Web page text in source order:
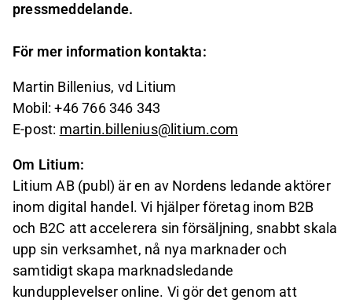
pressmeddelande.
För mer information kontakta:
Martin Billenius, vd Litium
Mobil: +46 766 346 343
E-post: martin.billenius@litium.com
Om Litium:
Litium AB (publ) är en av Nordens ledande aktörer
inom digital handel. Vi hjälper företag inom B2B
och B2C att accelerera sin försäljning, snabbt skala
upp sin verksamhet, nå nya marknader och
samtidigt skapa marknadsledande
kundupplevelser online. Vi gör det genom att